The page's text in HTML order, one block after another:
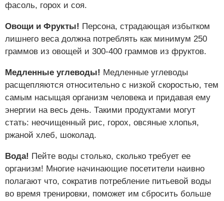
фасоль, горох и соя.
Овощи и Фрукты! Персона, страдающая избытком
лишнего веса должна потреблять как минимум 250
граммов из овощей и 300-400 граммов из фруктов.
Медленные углеводы! Медленные углеводы
расщепляются относительно с низкой скоростью, тем
самым насыщая организм человека и придавая ему
энергии на весь день. Такими продуктами могут
стать: неочищенный рис, горох, овсяные хлопья,
ржаной хлеб, шоколад.
Вода! Пейте воды столько, сколько требует ее
организм! Многие начинающие посетители наивно
полагают что, сократив потребление питьевой воды
во время тренировки, поможет им сбросить больше